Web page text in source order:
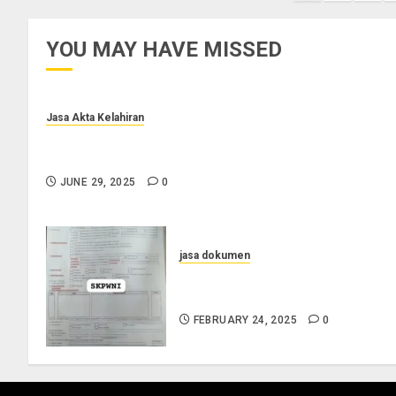
YOU MAY HAVE MISSED
Jasa Akta Kelahiran
JUNE 29, 2025 0
jasa dokumen
FEBRUARY 24, 2025 0